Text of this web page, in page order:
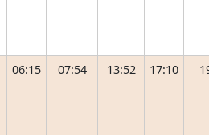
06:15 07:54 13:52 17:10